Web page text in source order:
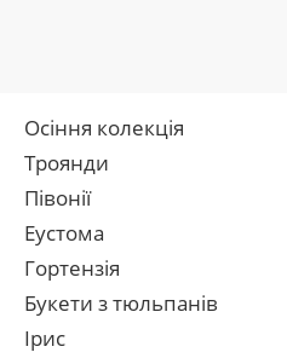
Осіння колекція
Троянди
Півонії
Еустома
Гортензія
Букети з тюльпанів
Ірис